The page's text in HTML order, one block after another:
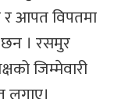
र आपत विपतमा
। रसमुर
जिम्मेवारी